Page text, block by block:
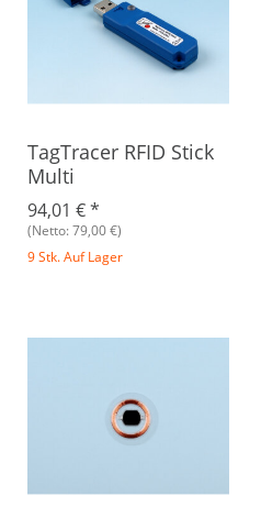
TagTracer RFID Stick
Multi
94,01 €*
(Netto: 79,00 €)
9 Stk. Auf Lager